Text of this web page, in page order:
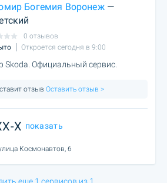
Богемия Воронеж—
0 отзывов
Откроется сегодня в 9:00
Официальный сервис.
отзыв Оставить отзыв >
X показать
Космонавтов, 6